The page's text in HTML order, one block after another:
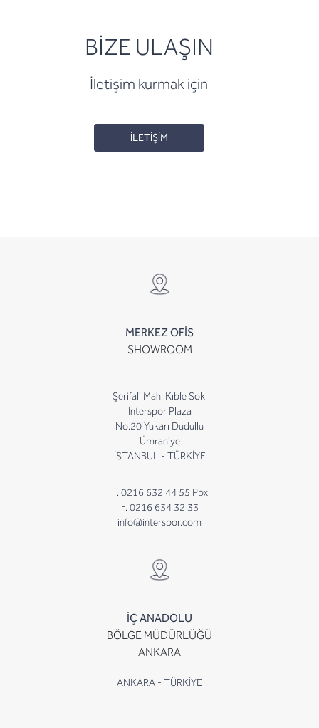
BİZE ULAŞIN
İletişim kurmak için
İLETİŞİM
MERKEZ OFİS
SHOWROOM
Şerifali Mah. Kıble Sok.
Interspor Plaza
No.20 Yukarı Dudullu
Ümraniye
İSTANBUL - TÜRKİYE
T. 0216 632 44 55 Pbx
F. 0216 634 32 33
info@interspor.com
İÇ ANADOLU
BÖLGE MÜDÜRLÜĞÜ
ANKARA
ANKARA - TÜRKİYE